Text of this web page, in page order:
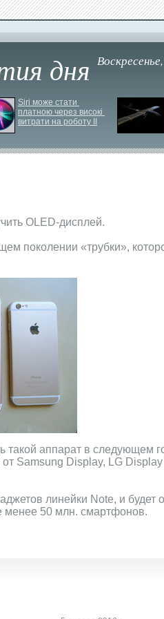
дня
Siri може стати
платною через високі
витрати на роботу ІІ
OLED-дисплей.
поколении «трубки»,
такой аппарат в следующем
Samsung Display, LG
линейки Note, и будет
менее 50 млн. смартфонов.